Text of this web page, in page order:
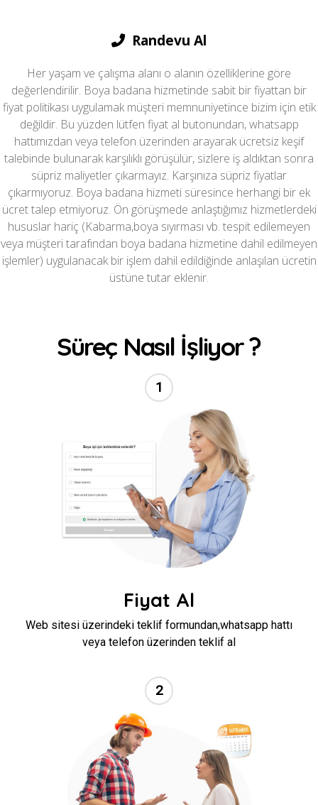
Randevu Al
Her yaşam ve çalışma alanı o alanın özelliklerine göre
değerlendirilir. Boya badana hizmetinde sabit bir fiyattan bir
fiyat politikası uygulamak müşteri memnuniyetince bizim için etik
değildir. Bu yüzden lütfen fiyat al butonundan, whatsapp
hattımızdan veya telefon üzerinden arayarak ücretsiz keşif
talebinde bulunarak karşılıklı görüşülür, sizlere iş aldıktan sonra
süpriz maliyetler çıkarmayız. Karşınıza süpriz fiyatlar
çıkarmıyoruz. Boya badana hizmeti süresince herhangi bir ek
ücret talep etmiyoruz. Ön görüşmede anlaştığımız hizmetlerdeki
hususlar hariç (Kabarma,boya sıyırması vb. tespit edilemeyen
veya müşteri tarafından boya badana hizmetine dahil edilmeyen
işlemler) uygulanacak bir işlem dahil edildiğinde anlaşılan ücretin
üstüne tutar eklenir.
Süreç Nasıl İşliyor ?
//
1
Fiyat Al
Web sitesi üzerindeki teklif formundan,whatsapp hattı
veya telefon üzerinden teklif al
//
2